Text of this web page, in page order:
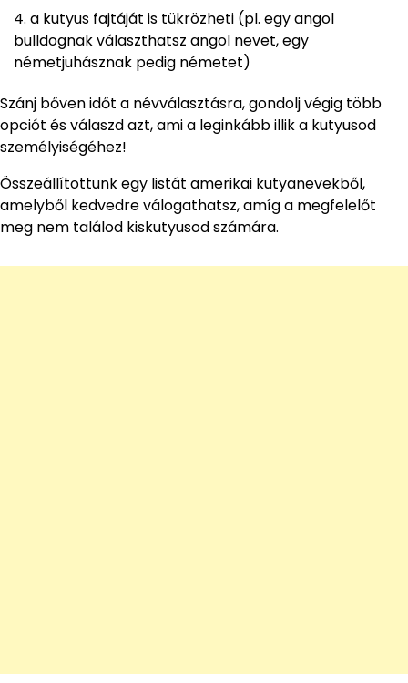
a kutyus fajtáját is tükrözheti (pl. egy angol
bulldognak választhatsz angol nevet, egy
németjuhásznak pedig németet)
Szánj bőven időt a névválasztásra, gondolj végig több
opciót és válaszd azt, ami a leginkább illik a kutyusod
személyiségéhez!
Összeállítottunk egy listát amerikai kutyanevekből,
amelyből kedvedre válogathatsz, amíg a megfelelőt
meg nem találod kiskutyusod számára.